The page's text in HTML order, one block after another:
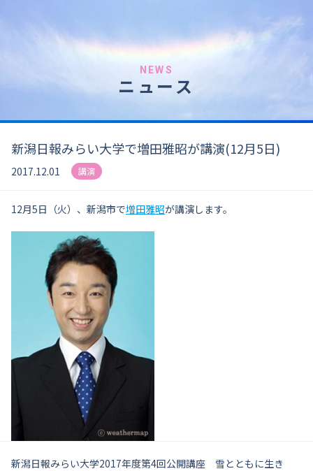
NEWS
ニュース
新潟日報みらい大学で増田雅昭が講演(12月5日)
2017.12.01 講演
12月5日（火）、新潟市で増田雅昭が講演します。
新潟日報みらい大学2017年度第4回公開講座 雪とともに生き